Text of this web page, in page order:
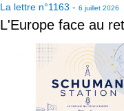
La lettre n°1163 -6 juillet 2026
L'Europe face au